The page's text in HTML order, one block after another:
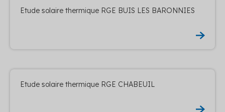
Etude solaire thermique RGE BUIS LES BARONNIES
Etude solaire thermique RGE CHABEUIL